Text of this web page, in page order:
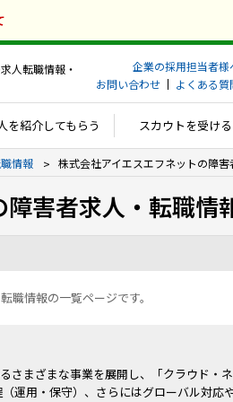
人転職情報・
企業の採用担当者様
お問い合わせ
よくある質
を紹介してもらう スカウトを受ける
情報 株式会社アイエスエフネットの障
害者求人・転職情
職情報の一覧ページです。
さまざまな事業を展開し、「クラウド・
運用・保守）、さらにはグローバル対応